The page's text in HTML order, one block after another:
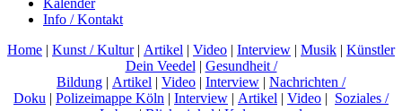
Kalender
Info / Kontakt
Home | Kunst / Kultur| Artikel | Video | Interview | Musik | Künstler
Dein Veedel | Gesundheit /
Bildung | Artikel | Video | Interview | Nachrichten /
Doku | Polizeimappe Köln | Interview | Artikel | Video | Soziales /